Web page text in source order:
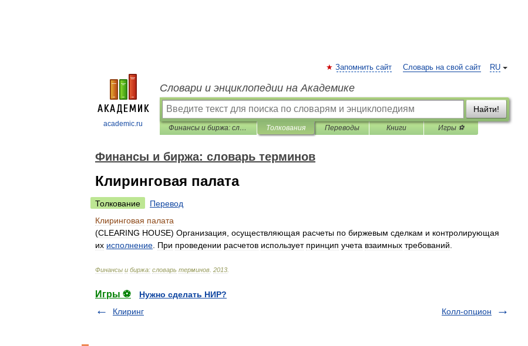
academic.ru
RU
Запомнить сайт Словарь на свой сайт
Словари и энциклопедии на Академике
Найти!
Финансы и биржа: словарь терминов Толкования Переводы Книги Игры ⚽
Финансы и биржа: словарь терминов
Клиринговая палата
Толкование
Перевод
Клиринговая палата
(CLEARING HOUSE) Организация осуществляющая расчеты по биржевым сделкам и контролирующая
их исполнение При проведении расчетов использует принцип учета взаимных требований
Финансы и биржа: словарь терминов 2013
Игры ⚽
Нужно сделать НИР?
Клиринг
Колл-опцион